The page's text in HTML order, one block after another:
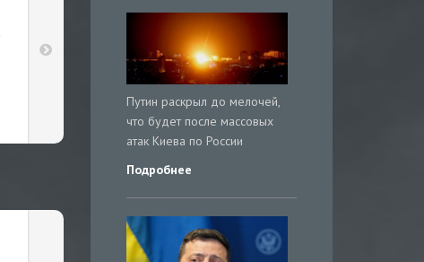
Путин раскрыл до мелочей,
что будет после массовых
атак Киева по России
Подробнее